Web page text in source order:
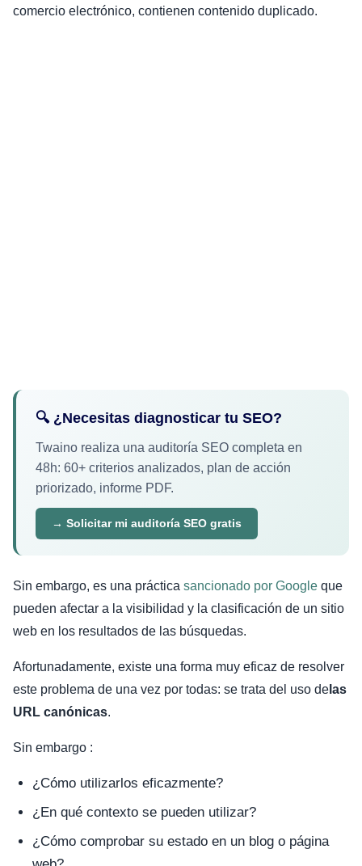
comercio electrónico, contienen contenido duplicado.
🔍 ¿Necesitas diagnosticar tu SEO?
Twaino realiza una auditoría SEO completa en
48h: 60+ criterios analizados, plan de acción
priorizado, informe PDF.
→ Solicitar mi auditoría SEO gratis
Sin embargo, es una práctica sancionado por Google que
pueden afectar a la visibilidad y la clasificación de un sitio
web en los resultados de las búsquedas.
Afortunadamente, existe una forma muy eficaz de resolver
este problema de una vez por todas: se trata del uso de las
URL canónicas.
Sin embargo :
¿Cómo utilizarlos eficazmente?
¿En qué contexto se pueden utilizar?
¿Cómo comprobar su estado en un blog o página